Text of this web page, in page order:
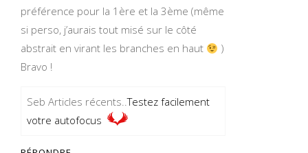
préférence pour la 1ère et la 3ème (même
si perso, j’aurais tout misé sur le côté
abstrait en virant les branches en haut
)
Bravo !
Seb Articles récents..Testez facilement
votre autofocus